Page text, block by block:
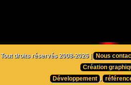
Tout droits réservés 2008-2026 |
Nous
Création
Développement ,